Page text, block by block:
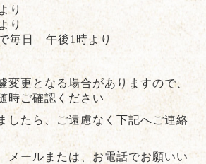
り
り
毎日 午後1時より
変更となる場合がありますので、
時ご確認ください
したら、ご遠慮なく下記へご連絡
メールまたは、お電話でお願いい